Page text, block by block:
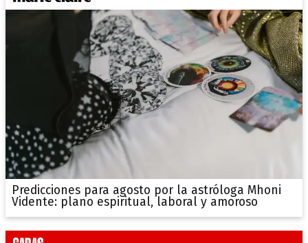
Predicciones para agosto por la astróloga Mhoni
Vidente: plano espiritual, laboral y amoroso